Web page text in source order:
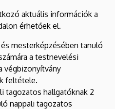
aktuális információk a
érhetőek el.
mesterképzésében tanuló
a testnevelési
végbizonyítvány
feltétele.
tagozatos hallgatóknak 2
nappali tagozatos